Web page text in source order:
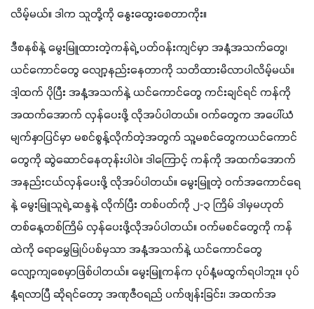
လိမ့်မယ်။ ဒါက သူတို့ကို နွေးထွေးစေတာကိုး။
ဒီစနစ်နဲ့ မွေးမြူထားတဲ့ကန်ရဲ့ ပတ်ဝန်းကျင်မှာ အနံ့အသက်တွေ၊
ယင်ကောင်တွေ လျော့နည်းနေတာကို သတိထားမိလာပါလိမ့်မယ်။
ဒါ့ထက် ပိုပြီး အနံ့အသက်နဲ့ ယင်ကောင်တွေ ကင်းချင်ရင် ကန်ကို
အထက်အောက် လှန်ပေးဖို့ လိုအပ်ပါတယ်။ ဝက်တွေက အပေါ်ယံ
မျက်နှာပြင်မှာ မစင်စွန့်လိုက်တဲ့အတွက် သူ့မစင်တွေကယင်ကောင်
တွေကို ဆွဲဆောင်နေတုန်းပါပဲ။ ဒါကြောင့် ကန်ကို အထက်အောက်
အနည်းငယ်လှန်ပေးဖို့ လိုအပ်ပါတယ်။ မွေးမြူတဲ့ ဝက်အကောင်ရေ
နဲ့ မွေးမြူသူရဲ့ ဆန္ဒနဲ့ လိုက်ပြီး တစ်ပတ်ကို ၂-၃ ကြိမ် ဒါမှမဟုတ်
တစ်နေ့တစ်ကြိမ် လှန်ပေးဖို့လိုအပ်ပါတယ်။ ဝက်မစင်တွေကို ကန်
ထဲကို ရောမွှေမြုပ်ပစ်မှသာ အနံ့အသက်နဲ့ ယင်ကောင်တွေ
လျော့ကျစေမှာဖြစ်ပါတယ်။ မွေးမြူကန်က ပုပ်နံ့မထွက်ရပါဘူး။ ပုပ်
နံ့ရလာပြီ ဆိုရင်တော့ အဏုဇီဝရည် ပက်ဖျန်းခြင်း၊ အထက်အ